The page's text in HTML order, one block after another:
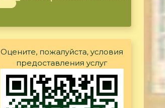
Оцените, пожалуйста, условия
предоставления услуг